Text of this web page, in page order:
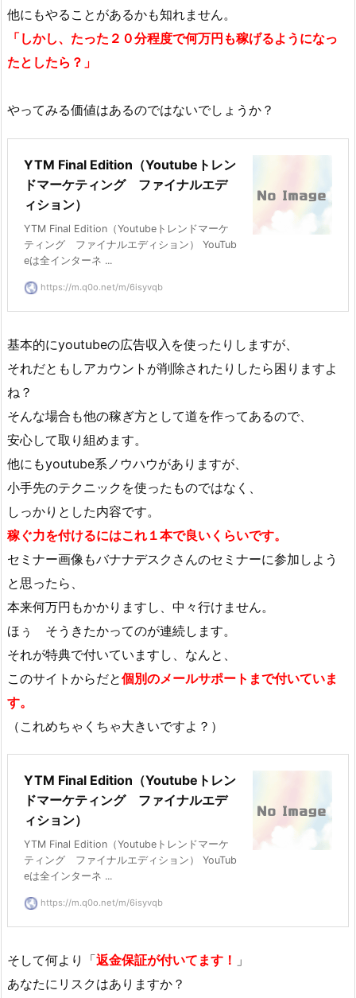
他にもやることがあるかも知れません。
「しかし、たった２０分程度で何万円も稼げるようになっ
たとしたら？」
やってみる価値はあるのではないでしょうか？
YTM Final Edition（Youtubeトレン
ドマーケティング ファイナルエデ
ィション）
YTM Final Edition（Youtubeトレンドマーケ
ティング ファイナルエディション） YouTub
eは全インターネ ...
https://m.q0o.net/m/6isyvqb
基本的にyoutubeの広告収入を使ったりしますが、
それだともしアカウントが削除されたりしたら困りますよ
ね？
そんな場合も他の稼ぎ方として道を作ってあるので、
安心して取り組めます。
他にもyoutube系ノウハウがありますが、
小手先のテクニックを使ったものではなく、
しっかりとした内容です。
稼ぐ力を付けるにはこれ１本で良いくらいです。
セミナー画像もバナナデスクさんのセミナーに参加しよう
と思ったら、
本来何万円もかかりますし、中々行けません。
ほぅ そうきたかってのが連続します。
それが特典で付いていますし、なんと、
このサイトからだと個別のメールサポートまで付いていま
す。
（これめちゃくちゃ大きいですよ？）
YTM Final Edition（Youtubeトレン
ドマーケティング ファイナルエデ
ィション）
YTM Final Edition（Youtubeトレンドマーケ
ティング ファイナルエディション） YouTub
eは全インターネ ...
https://m.q0o.net/m/6isyvqb
そして何より「返金保証が付いてます！ 」
あなたにリスクはありますか？